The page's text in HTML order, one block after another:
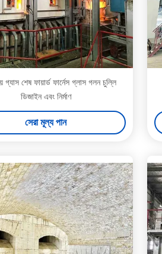
গ্যাস শেষ ফায়ার্ড ফার্নেস গ্লাস গলন চুল্লি
ডিজাইন এবং নির্মাণ
সেরা মূল্য পান